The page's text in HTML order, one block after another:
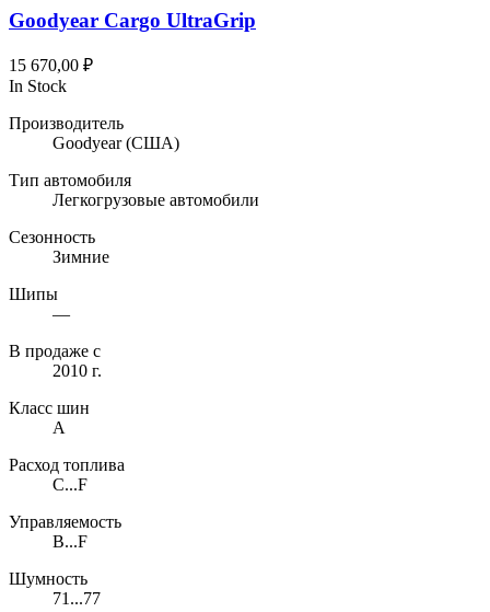
Goodyear Cargo UltraGrip
15 670,00 ₽
In Stock
Производитель
Goodyear(США)
Тип автомобиля
Легкогрузовые автомобили
Сезонность
Зимние
Шипы
—
В продаже с
2010 г.
Класс шин
A
Расход топлива
C...F
Управляемость
B...F
Шумность
71...77